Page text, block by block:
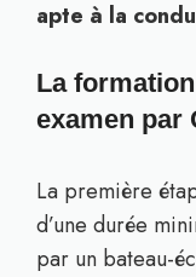
apte à la
La
examen par
La première
d’une durée
par un bateau-